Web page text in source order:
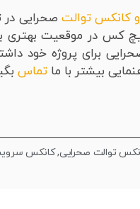
کانکس توالت صحرایی در
در موقعیت بهتری
برای پروژه خود
بیشتر با ما تماس
توالت صحرایی,کانکس